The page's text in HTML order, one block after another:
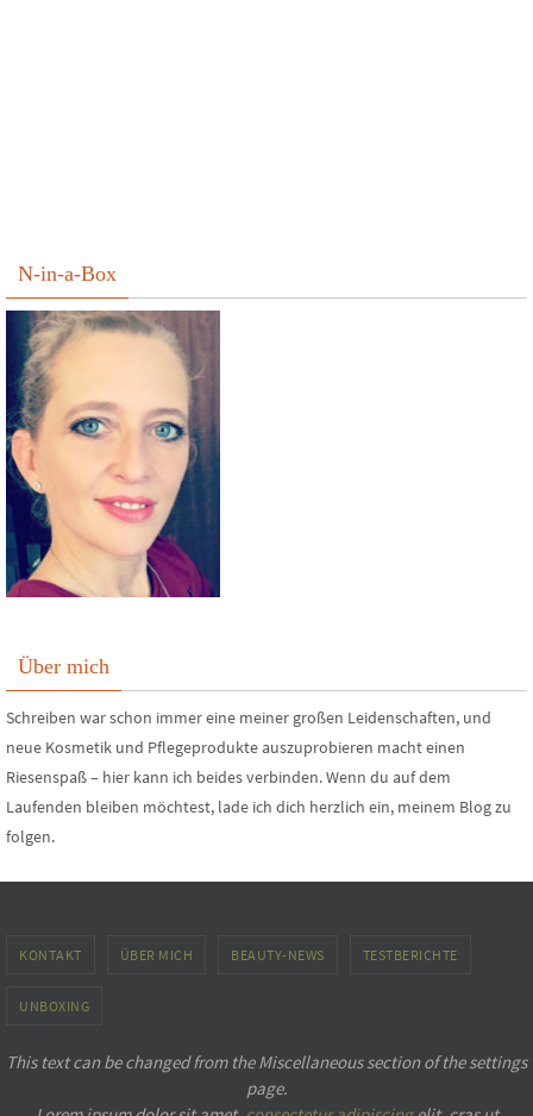
N-in-a-Box
Über mich
Schreiben war schon immer eine meiner großen Leidenschaften, und
neue Kosmetik und Pflegeprodukte auszuprobieren macht einen
Riesenspaß – hier kann ich beides verbinden. Wenn du auf dem
Laufenden bleiben möchtest, lade ich dich herzlich ein, meinem Blog zu
folgen.
KONTAKT ÜBER MICH BEAUTY-NEWS TESTBERICHTE
UNBOXING
This text can be changed from the Miscellaneous section of the settings
page.